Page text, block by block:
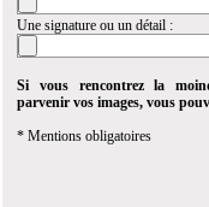
Une signature ou un détail :
Si vous rencontrez la
parvenir vos images, vous
* Mentions obligatoires